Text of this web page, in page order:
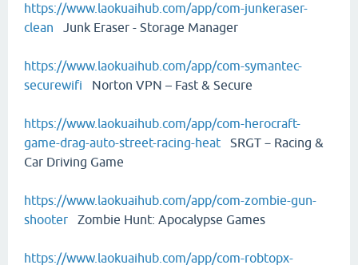
https://www.laokuaihub.com/app/com-junkeraser-
clean Junk Eraser - Storage Manager
https://www.laokuaihub.com/app/com-symantec-
securewifi Norton VPN – Fast & Secure
https://www.laokuaihub.com/app/com-herocraft-
game-drag-auto-street-racing-heat SRGT－Racing &
Car Driving Game
https://www.laokuaihub.com/app/com-zombie-gun-
shooter Zombie Hunt: Apocalypse Games
https://www.laokuaihub.com/app/com-robtopx-